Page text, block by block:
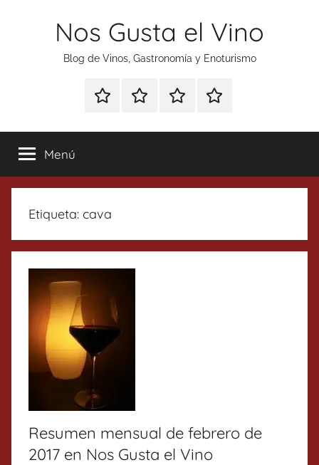
Nos Gusta el Vino
Blog de Vinos, Gastronomía y Enoturismo
Especial
Tonics
Enoturismo
Gastronomía
RankingContacto
Menú
Etiqueta: cava
Resumen mensual de febrero de
2017 en Nos Gusta el Vino